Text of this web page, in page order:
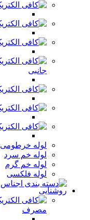
جانبی
لوله خرطومی
لوله خم سرد
لوله خم گرم
لوله فلکسی
روشنایی
مصرف